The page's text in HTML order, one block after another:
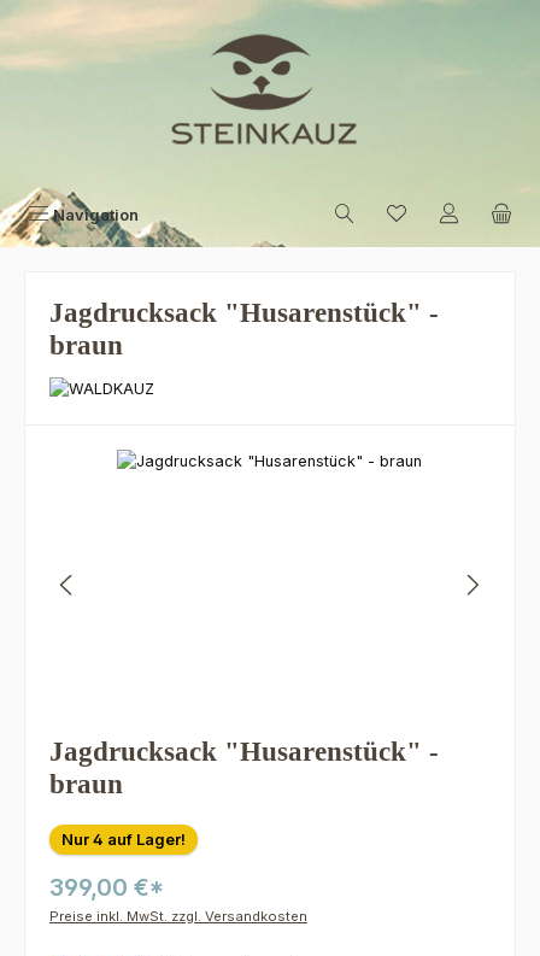
Zum Hauptinhalt springen
Navigation
Jagdrucksack "Husarenstück" -
braun
Bildergalerie überspringen
Jagdrucksack "Husarenstück" -
braun
Nur 4 auf Lager!
399,00 €*
Preise inkl. MwSt. zzgl. Versandkosten